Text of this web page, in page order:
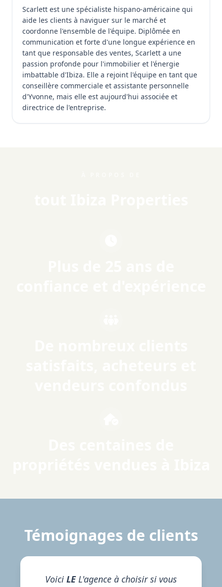
Scarlett est une spécialiste hispano-américaine qui
aide les clients à naviguer sur le marché et
coordonne l'ensemble de l'équipe. Diplômée en
communication et forte d'une longue expérience en
tant que responsable des ventes, Scarlett a une
passion profonde pour l'immobilier et l'énergie
imbattable d'Ibiza. Elle a rejoint l'équipe en tant que
conseillère commerciale et assistante personnelle
d'Yvonne, mais elle est aujourd'hui associée et
directrice de l'entreprise.
Témoignages de clients
Voici LEL'agence à choisir si vous